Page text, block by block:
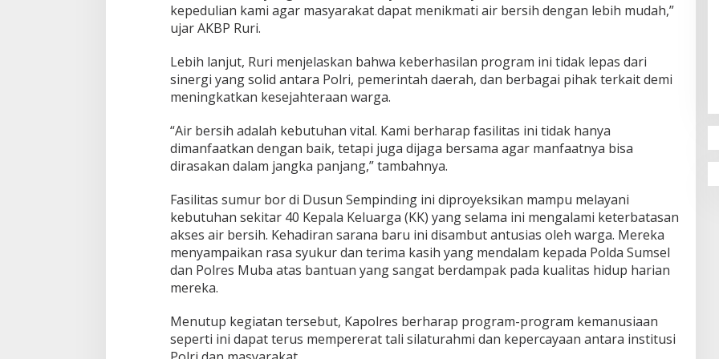
a
s
i
n
t
u
a
r
g
L
w
a
n
g
a
n
kepedulian kami agar masyarakat dapat menikmati air bersih dengan lebih mudah,”
ujar AKBP Ruri.
Lebih lanjut, Ruri menjelaskan bahwa keberhasilan program ini tidak lepas dari
sinergi yang solid antara Polri, pemerintah daerah, dan berbagai pihak terkait demi
meningkatkan kesejahteraan warga.
“Air bersih adalah kebutuhan vital. Kami berharap fasilitas ini tidak hanya
dimanfaatkan dengan baik, tetapi juga dijaga bersama agar manfaatnya bisa
dirasakan dalam jangka panjang,” tambahnya.
Fasilitas sumur bor di Dusun Sempinding ini diproyeksikan mampu melayani
kebutuhan sekitar 40 Kepala Keluarga (KK) yang selama ini mengalami keterbatasan
akses air bersih. Kehadiran sarana baru ini disambut antusias oleh warga. Mereka
menyampaikan rasa syukur dan terima kasih yang mendalam kepada Polda Sumsel
dan Polres Muba atas bantuan yang sangat berdampak pada kualitas hidup harian
mereka.
Menutup kegiatan tersebut, Kapolres berharap program-program kemanusiaan
seperti ini dapat terus mempererat tali silaturahmi dan kepercayaan antara institusi